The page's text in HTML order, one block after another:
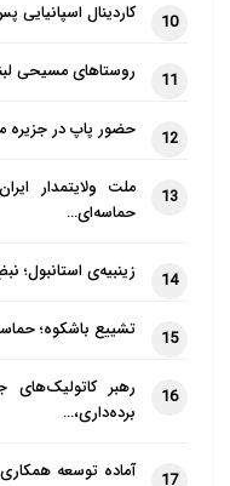
10 کاردینال اسپانیایی
11 روستاهای مسیحی
12 حضور پاپ در جزیره
13
ملت ولایتمدار
حماسه‌ای…
14 زینبیه‌ی
15 تشییع باشکوه؛
16
رهبر
برده‌داری،…
17
آماده توسعه